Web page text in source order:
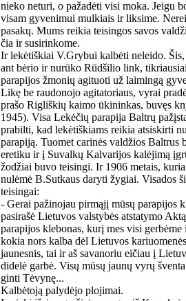
nieko neturi, o pažadėti visi moka. Jeigu
visam gyvenimui mulkiais ir liksime.
pasakų. Mums reikia teisingos savos
čia ir susirinkome.
Ir lekėtiškiai V.Grybui kalbėti neleido.
ant bėrio ir nurūko Rūdšilio link,
parapijos žmonių agituoti už laimingą
Likę be raudonojo agitatoriaus, vyrai
prašo Rigliškių kaimo ūkininkas, buvęs
1945). Visa Lekėčių parapija Baltrų
prabilti, kad lekėtiškiams reikia atsiskirti
parapiją. Tuomet carinės valdžios Baltrus
eretiku ir į Suvalkų Kalvarijos kalėjimą
žodžiai buvo teisingi. Ir 1906 metais,
nulėmė B.Sutkaus daryti žygiai. Visados
teisingai:
- Gerai pažinojau pirmąjį mūsų parapijos
pasirašė Lietuvos valstybės atstatymo
parapijos klebonas, kurį mes visi
kokia nors kalba dėl Lietuvos
jaunesnis, tai ir aš savanoriu eičiau į
didelė garbė. Visų mūsų jaunų vyrų
ginti Tėvynę...
Kalbėtoją palydėjo plojimai.